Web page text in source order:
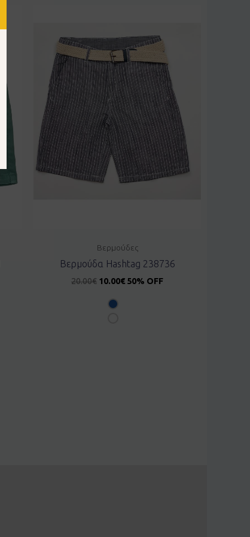
Βερμούδες
Βερμούδα Hashtag 238736
20.00€ 10.00€ 50% OFF